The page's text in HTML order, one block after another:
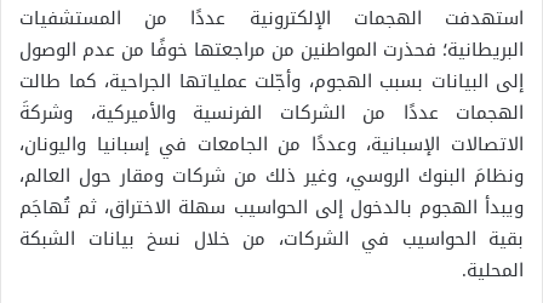
استهدفت الهجمات الإلكترونية عددًا من المستشفيات
البريطانية؛ فحذرت المواطنين من مراجعتها خوفًا من عدم الوصول
إلى البيانات بسبب الهجوم، وأجّلت عملياتها الجراحية، كما طالت
الهجمات عددًا من الشركات الفرنسية والأميركية، وشركةَ
الاتصالات الإسبانية، وعددًا من الجامعات في إسبانيا واليونان،
ونظامَ البنوك الروسي، وغير ذلك من شركات ومقار حول العالم،
ويبدأ الهجوم بالدخول إلى الحواسيب سهلة الاختراق، ثم تُهاجَم
بقية الحواسيب في الشركات، من خلال نسخ بيانات الشبكة
المحلية.